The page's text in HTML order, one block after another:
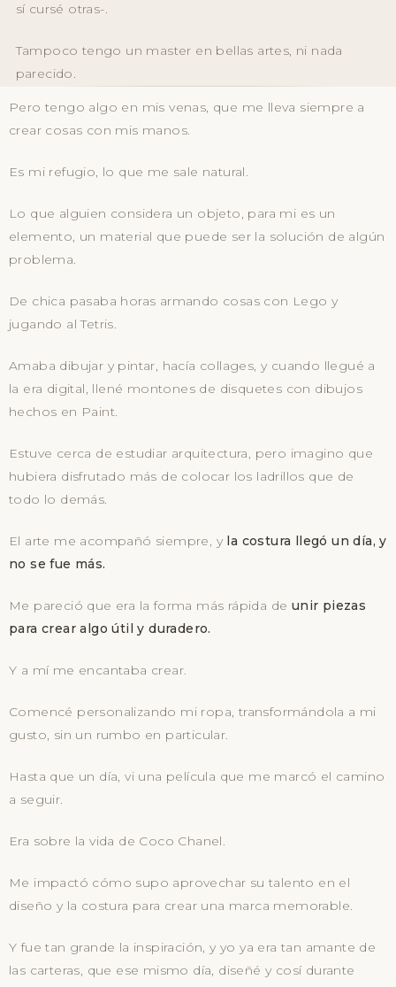
sí cursé otras-.
Tampoco tengo un master en bellas artes, ni nada
parecido.
Pero tengo algo en mis venas, que me lleva siempre a
crear cosas con mis manos.
Es mi refugio, lo que me sale natural.
Lo que alguien considera un objeto, para mi es un
elemento, un material que puede ser la solución de algún
problema.
De chica pasaba horas armando cosas con Lego y
jugando al Tetris.
Amaba dibujar y pintar, hacía collages, y cuando llegué a
la era digital, llené montones de disquetes con dibujos
hechos en Paint.
Estuve cerca de estudiar arquitectura, pero imagino que
hubiera disfrutado más de colocar los ladrillos que de
todo lo demás.
El arte me acompañó siempre, y la costura llegó un día, y
no se fue más.
Me pareció que era la forma más rápida de unir piezas
para crear algo útil y duradero.
Y a mí me encantaba crear.
Comencé personalizando mi ropa, transformándola a mi
gusto, sin un rumbo en particular.
Hasta que un día, vi una película que me marcó el camino
a seguir.
Era sobre la vida de Coco Chanel.
Me impactó cómo supo aprovechar su talento en el
diseño y la costura para crear una marca memorable.
Y fue tan grande la inspiración, y yo ya era tan amante de
las carteras, que ese mismo día, diseñé y cosí durante